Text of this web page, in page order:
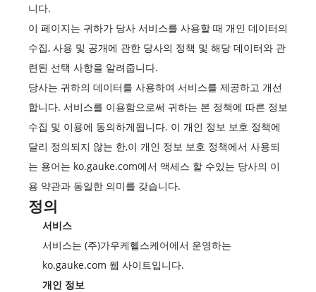
니다.
이 페이지는 귀하가 당사 서비스를 사용할 때 개인 데이터의
수집, 사용 및 공개에 관한 당사의 정책 및 해당 데이터와 관
련된 선택 사항을 알려줍니다.
당사는 귀하의 데이터를 사용하여 서비스를 제공하고 개선
합니다. 서비스를 이용함으로써 귀하는 본 정책에 따른 정보
수집 및 이용에 동의하게됩니다. 이 개인 정보 보호 정책에
달리 정의되지 않는 한,이 개인 정보 보호 정책에서 사용되
는 용어는 ko.gauke.com에서 액세스 할 수있는 당사의 이
용 약관과 동일한 의미를 갖습니다.
정의
서비스
서비스는 (주)가우케헬스케어에서 운영하는
ko.gauke.com 웹 사이트입니다.
개인 정보